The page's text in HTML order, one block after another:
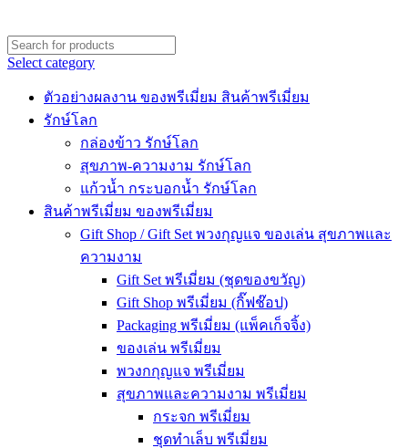
Select category
ตัวอย่างผลงาน ของพรีเมี่ยม สินค้าพรีเมี่ยม
รักษ์โลก
กล่องข้าว รักษ์โลก
สุขภาพ-ความงาม รักษ์โลก
แก้วน้ำ กระบอกน้ำ รักษ์โลก
สินค้าพรีเมี่ยม ของพรีเมี่ยม
Gift Shop / Gift Set พวงกุญแจ ของเล่น สุขภาพและ
ความงาม
Gift Set พรีเมี่ยม (ชุดของขวัญ)
Gift Shop พรีเมี่ยม (กิ๊ฟช๊อป)
Packaging พรีเมี่ยม (แพ็คเก็จจิ้ง)
ของเล่น พรีเมี่ยม
พวงกกุญแจ พรีเมี่ยม
สุขภาพและความงาม พรีเมี่ยม
กระจก พรีเมี่ยม
ชุดทำเล็บ พรีเมี่ยม